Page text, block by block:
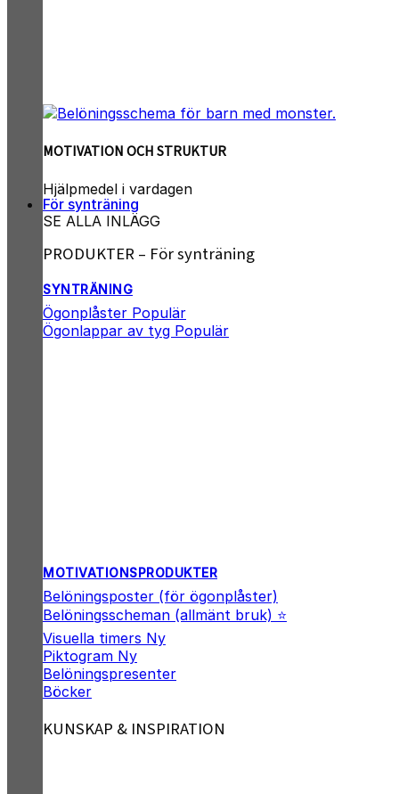
MOTIVATION OCH STRUKTUR
Hjälpmedel i vardagen
SE ALLA INLÄGG
För synträning
PRODUKTER – För synträning
SYNTRÄNING
Ögonplåster
Ögonlappar av tyg
MOTIVATIONSPRODUKTER
Belöningsposter (för ögonplåster)
Belöningsscheman (allmänt bruk) ⭐
Visuella timers
Piktogram
Belöningspresenter
Böcker
KUNSKAP & INSPIRATION